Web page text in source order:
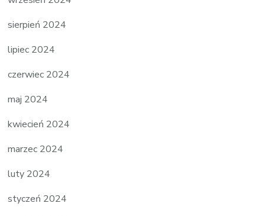
sierpień 2024
lipiec 2024
czerwiec 2024
maj 2024
kwiecień 2024
marzec 2024
luty 2024
styczeń 2024